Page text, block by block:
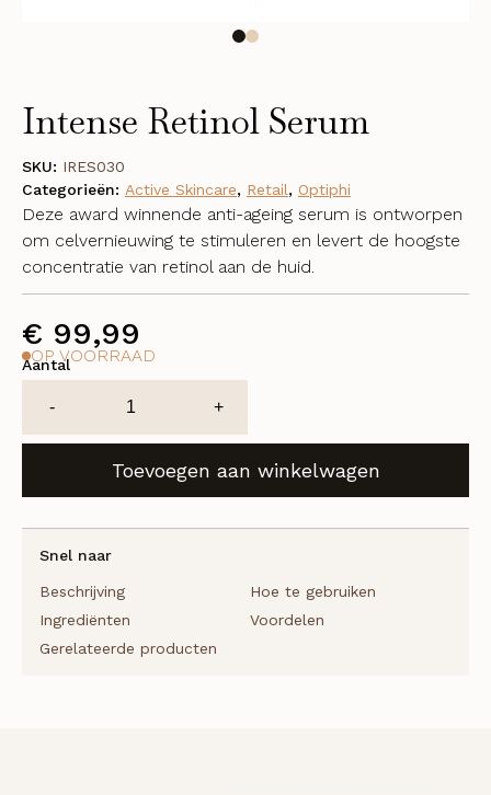
Intense Retinol Serum
€ 99,99
Snel naar
Beschrijving
Hoe te gebruiken
Ingrediënten
Voordelen
Gerelateerde producten
Deze award winnende anti-ageing serum is ontworpen
om celvernieuwing te stimuleren en levert de hoogste
concentratie van retinol aan de huid.
OP VOORRAAD
Aantal
-
Retinol
Serum
aantal
+
Toevoegen aan winkelwagen
SKU: IRES030
Categorieën: Active Skincare, Retail, Optiphi